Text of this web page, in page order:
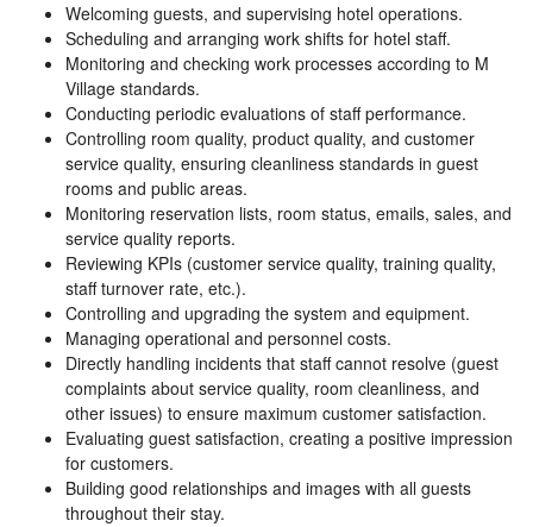
Welcoming guests, and supervising hotel operations.
Scheduling and arranging work shifts for hotel staff.
Monitoring and checking work processes according to M
Village standards.
Conducting periodic evaluations of staff performance.
Controlling room quality, product quality, and customer
service quality, ensuring cleanliness standards in guest
rooms and public areas.
Monitoring reservation lists, room status, emails, sales, and
service quality reports.
Reviewing KPIs (customer service quality, training quality,
staff turnover rate, etc.).
Controlling and upgrading the system and equipment.
Managing operational and personnel costs.
Directly handling incidents that staff cannot resolve (guest
complaints about service quality, room cleanliness, and
other issues) to ensure maximum customer satisfaction.
Evaluating guest satisfaction, creating a positive impression
for customers.
Building good relationships and images with all guests
throughout their stay.